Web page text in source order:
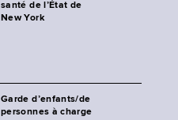
santé de l’État de
New York
Garde d’enfants/de
personnes à charge